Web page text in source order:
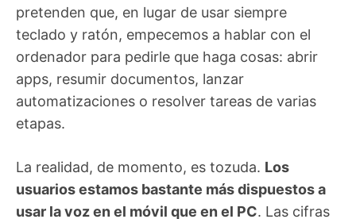
pretenden que, en lugar de usar siempre
teclado y ratón, empecemos a hablar con el
ordenador para pedirle que haga cosas: abrir
apps, resumir documentos, lanzar
automatizaciones o resolver tareas de varias
etapas.
La realidad, de momento, es tozuda. Los
usuarios estamos bastante más dispuestos a
usar la voz en el móvil que en el PC. Las cifras